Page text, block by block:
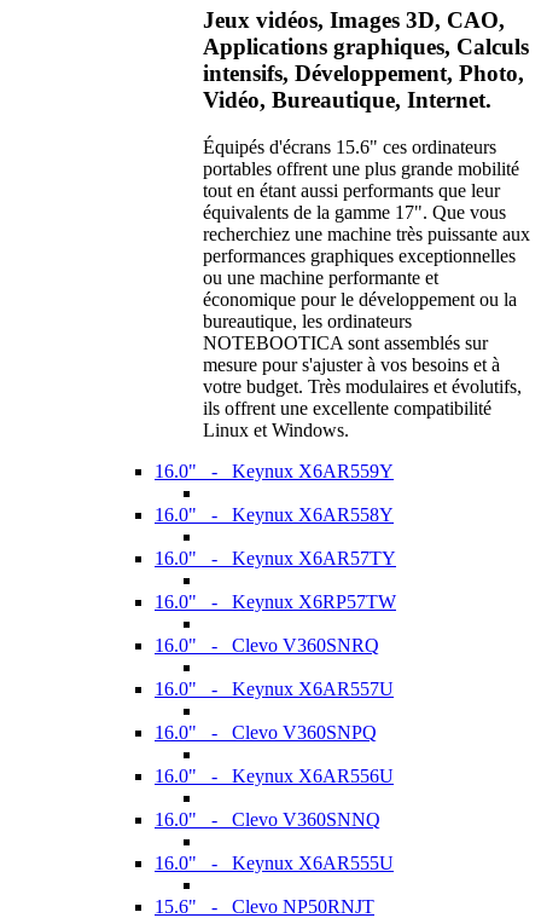
Jeux vidéos, Images 3D, CAO,
Applications graphiques, Calculs
intensifs, Développement, Photo,
Vidéo, Bureautique, Internet.
Équipés d'écrans 15.6" ces ordinateurs
portables offrent une plus grande mobilité
tout en étant aussi performants que leur
équivalents de la gamme 17". Que vous
recherchiez une machine très puissante aux
performances graphiques exceptionnelles
ou une machine performante et
économique pour le développement ou la
bureautique, les ordinateurs
NOTEBOOTICA sont assemblés sur
mesure pour s'ajuster à vos besoins et à
votre budget. Très modulaires et évolutifs,
ils offrent une excellente compatibilité
Linux et Windows.
16.0" - Keynux X6AR559Y
16.0" - Keynux X6AR558Y
16.0" - Keynux X6AR57TY
16.0" - Keynux X6RP57TW
16.0" - Clevo V360SNRQ
16.0" - Keynux X6AR557U
16.0" - Clevo V360SNPQ
16.0" - Keynux X6AR556U
16.0" - Clevo V360SNNQ
16.0" - Keynux X6AR555U
15.6" - Clevo NP50RNJT